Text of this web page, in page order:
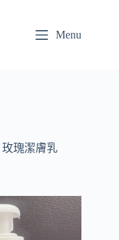
Menu
玫瑰潔膚乳